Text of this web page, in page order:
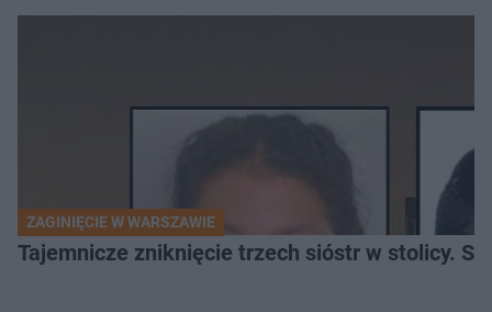
ZAGINIĘCIE W WARSZAWIE
Tajemnicze zniknięcie trzech sióstr w stolicy.